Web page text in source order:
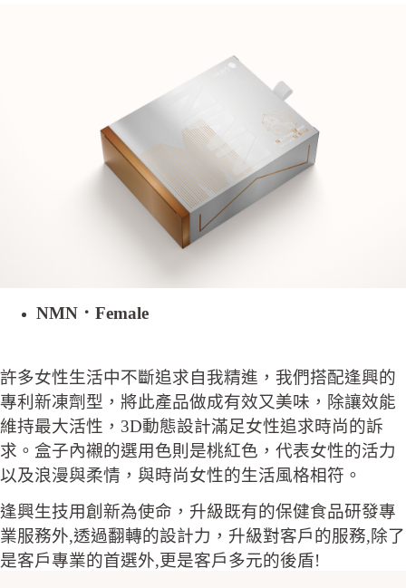
NMN．Female
許多女性生活中不斷追求自我精進，我們搭配逢興的
專利新凍劑型，將此產品做成有效又美味，除讓效能
維持最大活性，3D動態設計滿足女性追求時尚的訴
求。盒子內襯的選用色則是桃紅色，代表女性的活力
以及浪漫與柔情，與時尚女性的生活風格相符。
逢興生技用創新為使命，升級既有的保健食品研發專
業服務外,透過翻轉的設計力，升級對客戶的服務,除了
是客戶專業的首選外,更是客戶多元的後盾!